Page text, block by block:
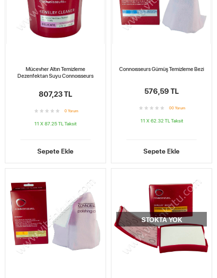
Mücevher Altın Temizleme
Dezenfektan Suyu Connoısseurs
807,23 TL
0 Yorum
11 X 87.25 TL Taksit
Sepete Ekle
Connoısseurs Gümüş Temizleme Bezi
576,59 TL
00 Yorum
11 X 62.32 TL Taksit
Sepete Ekle
STOKTA YOK